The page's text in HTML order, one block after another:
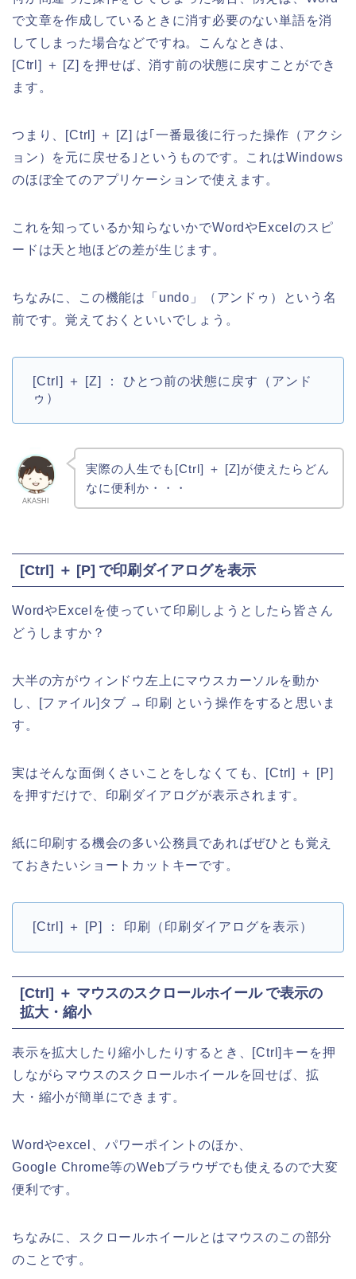
で文章を作成しているときに消す必要のない単語を消
してしまった場合などですね。こんなときは、
[Ctrl] ＋ [Z] を押せば、消す前の状態に戻すことができ
ます。
つまり、[Ctrl] ＋ [Z] は｢一番最後に行った操作（アクシ
ョン）を元に戻せる｣というものです。これはWindows
のほぼ全てのアプリケーションで使えます。
これを知っているか知らないかでWordやExcelのスピ
ードは天と地ほどの差が生じます。
ちなみに、この機能は「undo」（アンドゥ）という名
前です。覚えておくといいでしょう。
[Ctrl] ＋ [Z] ： ひとつ前の状態に戻す（アンド
ゥ）
AKASHI
実際の人生でも[Ctrl] ＋ [Z]が使えたらどん
なに便利か・・・
[Ctrl] ＋ [P] で印刷ダイアログを表示
WordやExcelを使っていて印刷しようとしたら皆さん
どうしますか？
大半の方がウィンドウ左上にマウスカーソルを動か
し、[ファイル]タブ → 印刷 という操作をすると思いま
す。
実はそんな面倒くさいことをしなくても、[Ctrl] ＋ [P]
を押すだけで、印刷ダイアログが表示されます。
紙に印刷する機会の多い公務員であればぜひとも覚え
ておきたいショートカットキーです。
[Ctrl] ＋ [P] ： 印刷（印刷ダイアログを表示）
[Ctrl] ＋ マウスのスクロールホイール で表示の
拡大・縮小
表示を拡大したり縮小したりするとき、[Ctrl]キーを押
しながらマウスのスクロールホイールを回せば、拡
大・縮小が簡単にできます。
Wordやexcel、パワーポイントのほか、
Google Chrome等のWebブラウザでも使えるので大変
便利です。
ちなみに、スクロールホイールとはマウスのこの部分
のことです。